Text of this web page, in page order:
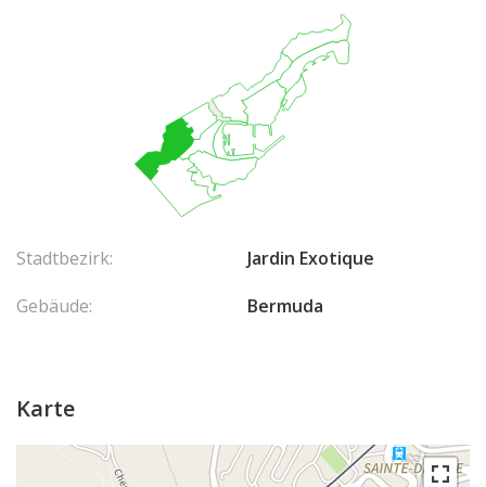
Stadtbezirk:
Jardin Exotique
Gebäude:
Bermuda
Karte